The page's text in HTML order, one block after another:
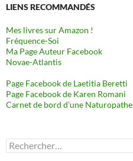
LIENS RECOMMANDÉS
Mes livres sur Amazon !
Fréquence-Soi
Ma Page Auteur Facebook
Novae-Atlantis
Page Facebook de Laetitia Beretti
Page Facebook de Karen Romani
Carnet de bord d’une Naturopathe
Rechercher :